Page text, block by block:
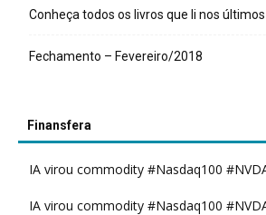
Conheça todos os livros que li nos
Fechamento – Fevereiro/2018
Finansfera
IA virou commodity #Nasdaq100
IA virou commodity #Nasdaq100